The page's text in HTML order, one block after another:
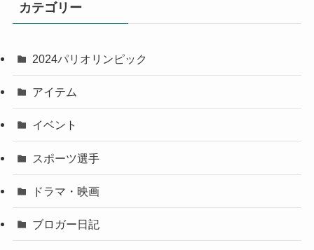
カテゴリー
2024パリオリンピック
アイテム
イベント
スポーツ選手
ドラマ・映画
ブロガー日記